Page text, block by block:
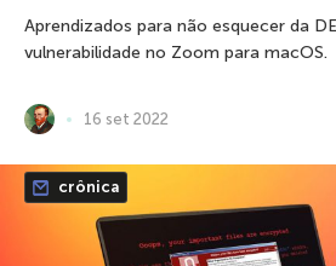
Aprendizados para não esquecer da
vulnerabilidade no Zoom para macOS.
16 set 2022
crônica